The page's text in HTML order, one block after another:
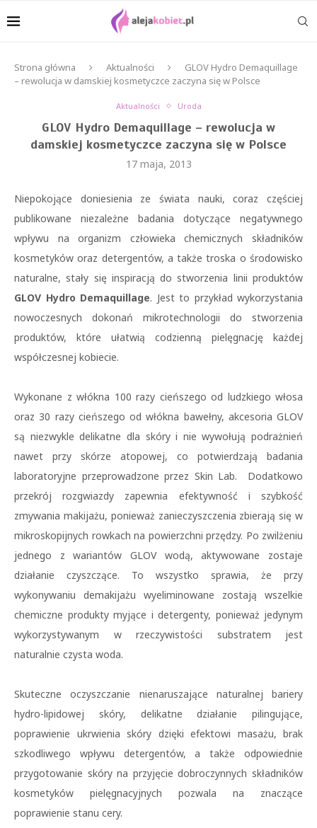
Strona główna Aktualności
GLOV Hydro Demaquillage
– rewolucja w damskiej kosmetyczce zaczyna się w Polsce
Aktualności Uroda
GLOV Hydro Demaquillage – rewolucja w
damskiej kosmetyczce zaczyna się w Polsce
17 maja, 2013
Niepokojące doniesienia ze świata nauki, coraz częściej
publikowane niezależne badania dotyczące negatywnego
wpływu na organizm człowieka chemicznych składników
kosmetyków oraz detergentów, a także troska o środowisko
naturalne, stały się inspiracją do stworzenia linii produktów
GLOV Hydro Demaquillage. Jest to przykład wykorzystania
nowoczesnych dokonań mikrotechnologii do stworzenia
produktów, które ułatwią codzienną pielęgnację każdej
współczesnej kobiecie.
Wykonane z włókna 100 razy cieńszego od ludzkiego włosa
oraz 30 razy cieńszego od włókna bawełny, akcesoria GLOV
są niezwykle delikatne dla skóry i nie wywołują podrażnień
nawet przy skórze atopowej, co potwierdzają badania
laboratoryjne przeprowadzone przez Skin Lab. Dodatkowo
przekrój rozgwiazdy zapewnia efektywność i szybkość
zmywania makijażu, ponieważ zanieczyszczenia zbierają się w
mikroskopijnych rowkach na powierzchni przędzy. Po zwilżeniu
jednego z wariantów GLOV wodą, aktywowane zostaje
działanie czyszczące. To wszystko sprawia, że przy
wykonywaniu demakijażu wyeliminowane zostają wszelkie
chemiczne produkty myjące i detergenty, ponieważ jedynym
wykorzystywanym w rzeczywistości substratem jest
naturalnie czysta woda.
Skuteczne oczyszczanie nienaruszające naturalnej bariery
hydro-lipidowej skóry, delikatne działanie pilingujące,
poprawienie ukrwienia skóry dzięki efektowi masażu, brak
szkodliwego wpływu detergentów, a także odpowiednie
przygotowanie skóry na przyjęcie dobroczynnych składników
kosmetyków pielęgnacyjnych pozwala na znaczące
poprawienie stanu cery.